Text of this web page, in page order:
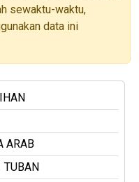
sewaktu-waktu,
data ini
ARAB
TUBAN